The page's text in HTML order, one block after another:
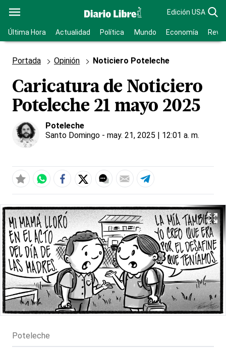
Edición USA
Última Hora Actualidad Política Mundo Economía
Portada Opinión Noticiero Poteleche
Caricatura de Noticiero
Poteleche 21 mayo 2025
Poteleche
Santo Domingo - may. 21, 2025 | 12:01 a. m.
Poteleche